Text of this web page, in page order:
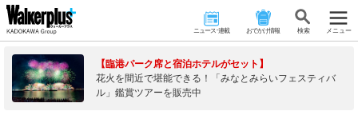
ニュース･連載 おでかけ情報 検 索 メニュー
【臨港パーク席と宿泊ホテルがセット】
花火を間近で堪能できる！「みなとみらいフェスティバ
ル」鑑賞ツアーを販売中